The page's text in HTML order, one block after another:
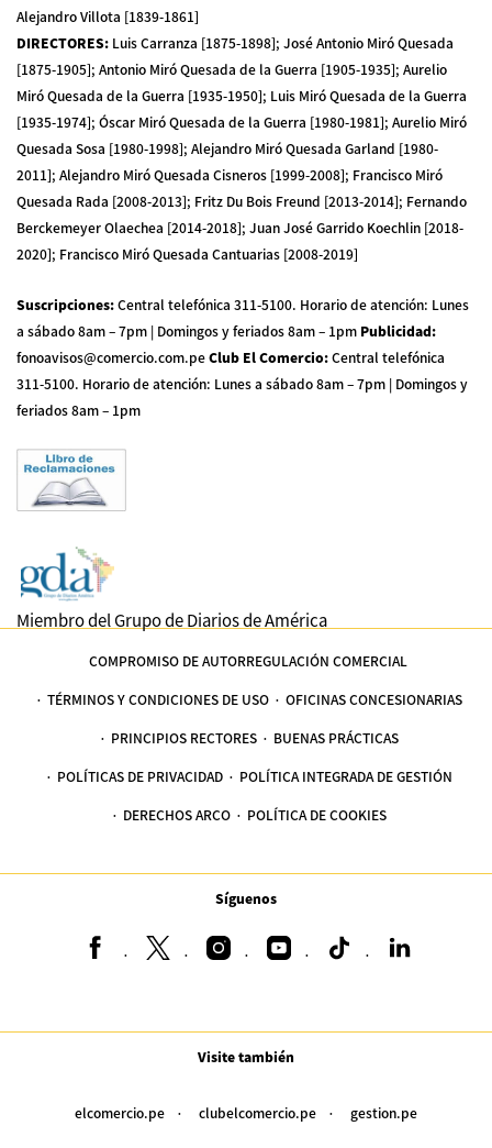
Alejandro Villota [1839-1861]
DIRECTORES: Luis Carranza [1875-1898]; José Antonio Miró Quesada
[1875-1905]; Antonio Miró Quesada de la Guerra [1905-1935]; Aurelio
Miró Quesada de la Guerra [1935-1950]; Luis Miró Quesada de la Guerra
[1935-1974]; Óscar Miró Quesada de la Guerra [1980-1981]; Aurelio Miró
Quesada Sosa [1980-1998]; Alejandro Miró Quesada Garland [1980-
2011]; Alejandro Miró Quesada Cisneros [1999-2008]; Francisco Miró
Quesada Rada [2008-2013]; Fritz Du Bois Freund [2013-2014]; Fernando
Berckemeyer Olaechea [2014-2018]; Juan José Garrido Koechlin [2018-
2020]; Francisco Miró Quesada Cantuarias [2008-2019]
Suscripciones:Central telefónica 311-5100. Horario de atención: Lunes
a sábado 8am – 7pm | Domingos y feriados 8am – 1pm Publicidad:
fonoavisos@comercio.com.peClub El Comercio:Central telefónica
311-5100. Horario de atención: Lunes a sábado 8am – 7pm | Domingos y
feriados 8am – 1pm
Miembro del Grupo de Diarios de América
COMPROMISO DE AUTORREGULACIÓN COMERCIAL
TÉRMINOS Y CONDICIONES DE USO OFICINAS CONCESIONARIAS
PRINCIPIOS RECTORES BUENAS PRÁCTICAS
POLÍTICAS DE PRIVACIDAD POLÍTICA INTEGRADA DE GESTIÓN
DERECHOS ARCO POLÍTICA DE COOKIES
Síguenos
Visite también
elcomercio.pe clubelcomercio.pe gestion.pe